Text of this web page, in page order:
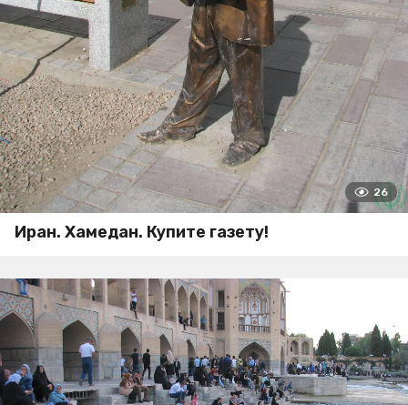
26
Иран. Хамедан. Купите газету!